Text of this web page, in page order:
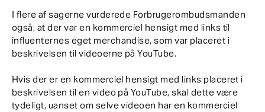
I flere af sagerne vurderede Forbrugerombudsmanden
også, at der var en kommerciel hensigt med links til
influenternes eget merchandise, som var placeret i
beskrivelsen til videoerne på YouTube.
Hvis der er en kommerciel hensigt med links placeret i
beskrivelsen til en video på YouTube, skal dette være
tydeligt, uanset om selve videoen har en kommerciel